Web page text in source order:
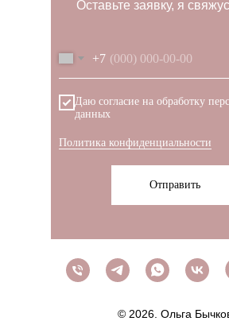
+7
Даю согласие на обработку
данных
Политика конфиденциальности
Отправить
Оставьте заявку, я
© 2026. Ольга